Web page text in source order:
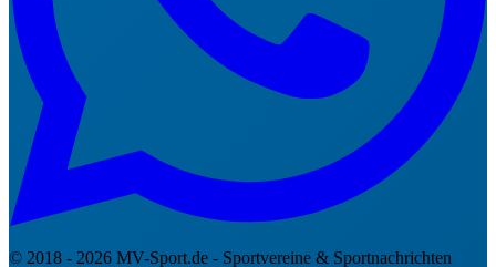
© 2018 - 2026 MV-Sport.de - Sportvereine & Sportnachrichten